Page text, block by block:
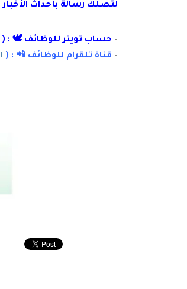
لتصلك رسالة بأحداث
– حساب تويتر للوظائف 🕊 : (
– قناة تلقرام للوظائف 📲 : (